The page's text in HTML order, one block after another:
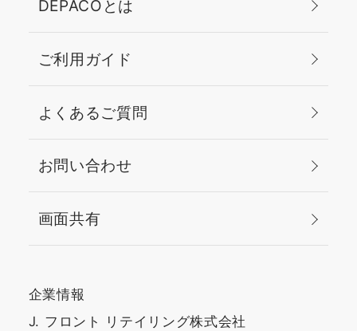
DEPACOとは
ご利用ガイド
よくあるご質問
お問い合わせ
画面共有
企業情報
J. フロント リテイリング株式会社